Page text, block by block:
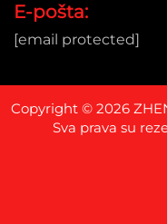
E-pošta:
[email protected]
Copyright © 2026
Sva prava su